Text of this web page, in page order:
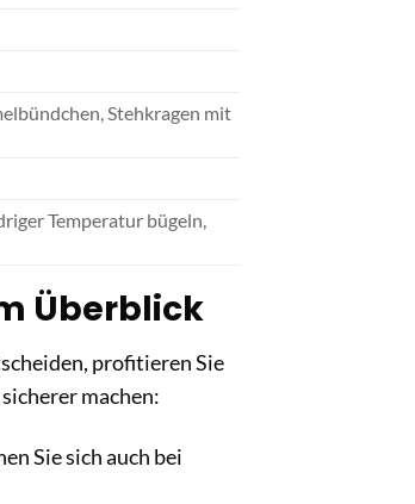
Stehkragen mit
Temperatur bügeln,
Überblick
profitieren Sie
machen:
Sie sich auch bei